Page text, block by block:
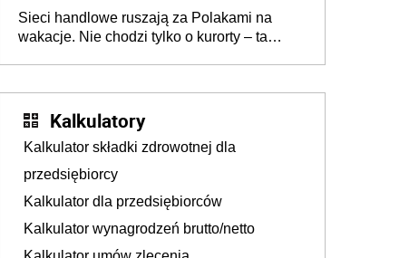
Sieci handlowe ruszają za Polakami na
wakacje. Nie chodzi tylko o kurorty – ta
Kalkulatory
Kalkulator składki zdrowotnej dla
przedsiębiorcy
Kalkulator dla przedsiębiorców
Kalkulator wynagrodzeń brutto/netto